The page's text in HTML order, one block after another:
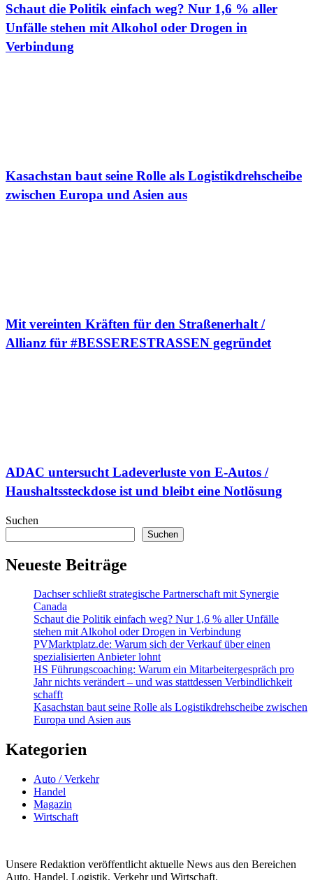
Schaut die Politik einfach weg? Nur 1,6 % aller
Unfälle stehen mit Alkohol oder Drogen in
Verbindung
Kasachstan baut seine Rolle als Logistikdrehscheibe
zwischen Europa und Asien aus
Mit vereinten Kräften für den Straßenerhalt /
Allianz für #BESSERESTRASSEN gegründet
ADAC untersucht Ladeverluste von E-Autos /
Haushaltssteckdose ist und bleibt eine Notlösung
Suchen
Suchen
Neueste Beiträge
Dachser schließt strategische Partnerschaft mit Synergie
Canada
Schaut die Politik einfach weg? Nur 1,6 % aller Unfälle
stehen mit Alkohol oder Drogen in Verbindung
PVMarktplatz.de: Warum sich der Verkauf über einen
spezialisierten Anbieter lohnt
HS Führungscoaching: Warum ein Mitarbeitergespräch pro
Jahr nichts verändert – und was stattdessen Verbindlichkeit
schafft
Kasachstan baut seine Rolle als Logistikdrehscheibe zwischen
Europa und Asien aus
Kategorien
Auto / Verkehr
Handel
Magazin
Wirtschaft
Unsere Redaktion veröffentlicht aktuelle News aus den Bereichen
Auto, Handel, Logistik, Verkehr und Wirtschaft.